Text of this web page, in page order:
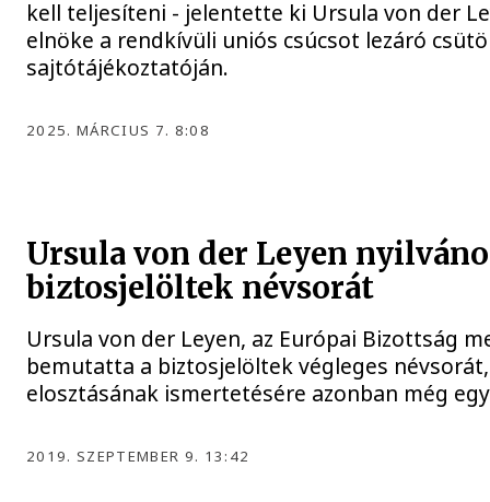
kell teljesíteni - jelentette ki Ursula von der
elnöke a rendkívüli uniós csúcsot lezáró
sajtótájékoztatóján.
2025. MÁRCIUS 7. 8:08
Ursula von der Leyen
biztosjelöltek névsorát
Ursula von der Leyen, az Európai Bizottság
bemutatta a biztosjelöltek végleges
elosztásának ismertetésére azonban még
2019. SZEPTEMBER 9. 13:42